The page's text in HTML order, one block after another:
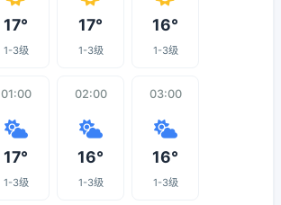
17°
1-3级
17°
1-3级
16°
1-3级
01:00
17°
1-3级
02:00
16°
1-3级
03:00
16°
1-3级